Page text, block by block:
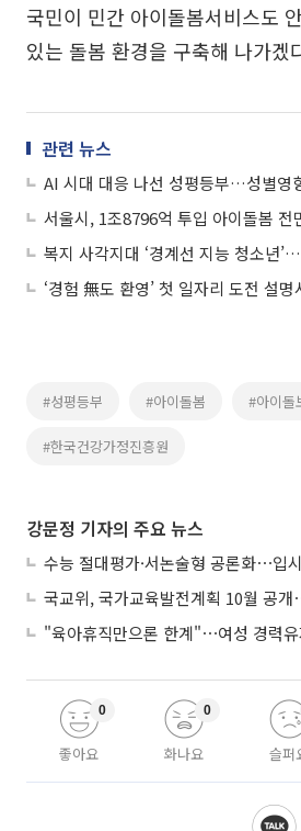
국민이 민간 아이돌봄서비스도
있는 돌봄 환경을 구축해 나가겠
관련 뉴스
‘경험 無도 환영’ 첫 일자리 도전 설명
#성평등부 #아이돌봄 #아이돌
#한국건강가정진흥원
강문정 기자의 주요 뉴스
좋아요
0
화나요
0
슬퍼